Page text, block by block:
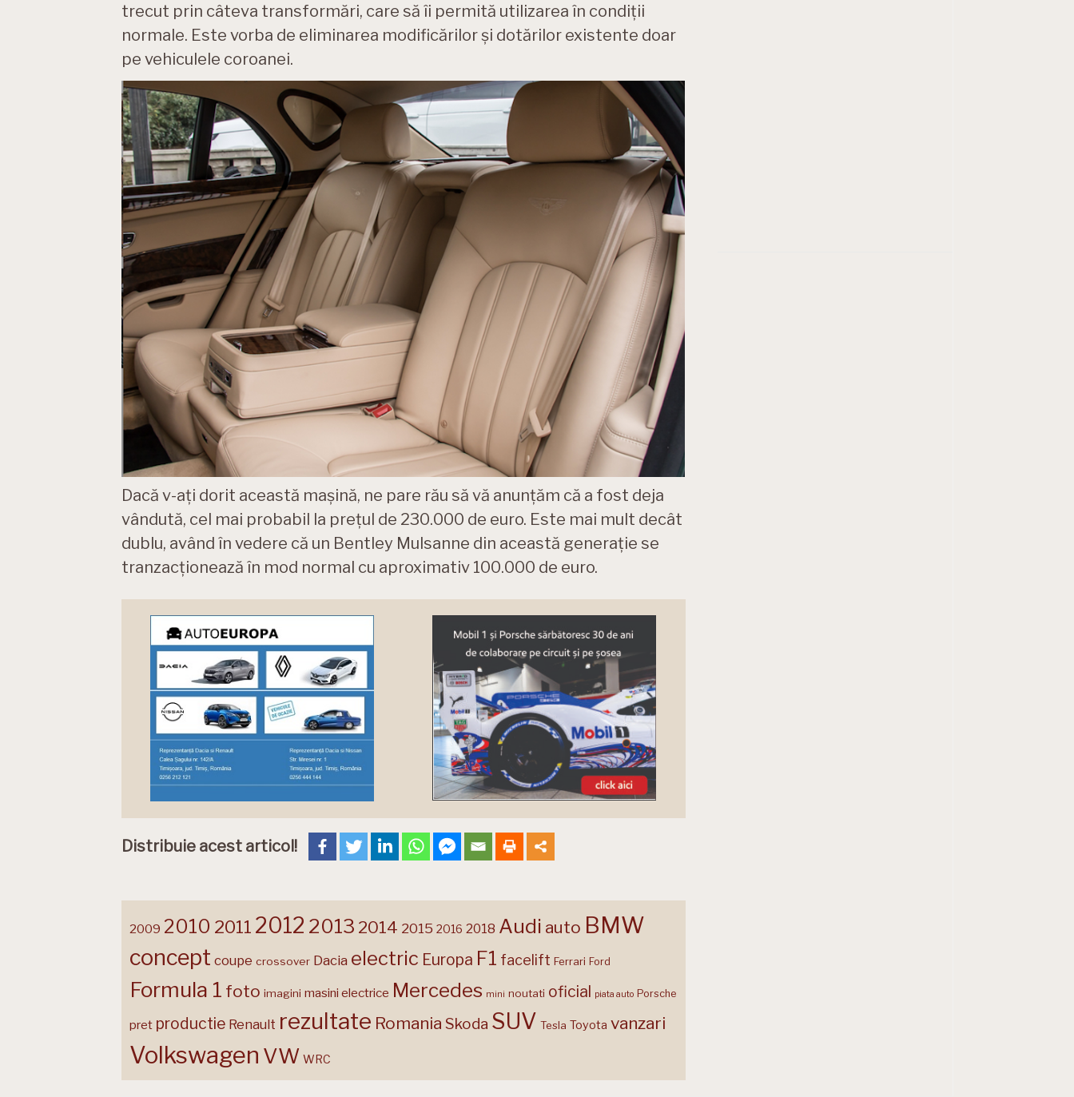
trecut prin câteva transformări, care să îi permită utilizarea în condiții
normale. Este vorba de eliminarea modificărilor și dotărilor existente doar
pe vehiculele coroanei.
Dacă v-ați dorit această mașină, ne pare rău să vă anunțăm că a fost deja
vândută, cel mai probabil la prețul de 230.000 de euro. Este mai mult decât
dublu, având în vedere că un Bentley Mulsanne din această generație se
tranzacționează în mod normal cu aproximativ 100.000 de euro.
Distribuie acest articol!
2009 2010 2011 2012 2013 2014 2015 2016 2018 Audi auto BMW
concept coupe crossover Dacia electric Europa F1 facelift Ferrari Ford
Formula 1 foto imagini masini electrice Mercedes mini noutati oficial piata auto Porsche
pret productie Renault rezultate Romania Skoda SUV Tesla Toyota vanzari
Volkswagen VW WRC